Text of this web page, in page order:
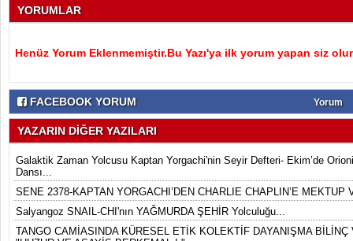
YORUMLAR
Henüz Yorum Eklenmemiştir.Bu Yazı'ya ilk yorum yapan siz
FACEBOOK YORUM Yorum
YAZARIN DİĞER YAZILARI
Galaktik Zaman Yolcusu Kaptan Yorgachi'nin Seyir Defteri- Ekim’de
Dansı...
SENE 2378-KAPTAN YORGACHI’DEN CHARLIE CHAPLIN’E MEKTUP
Salyangoz SNAIL-CHI'nın YAĞMURDA ŞEHİR Yolculuğu...
TANGO CAMİASINDA KÜRESEL ETİK KOLEKTİF DAYANIŞMA